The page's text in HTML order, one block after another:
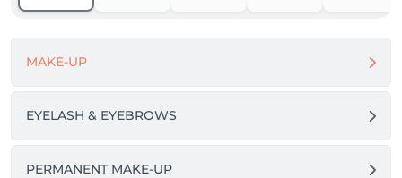
MAKE-UP
EYELASH & EYEBROWS
PERMANENT MAKE-UP